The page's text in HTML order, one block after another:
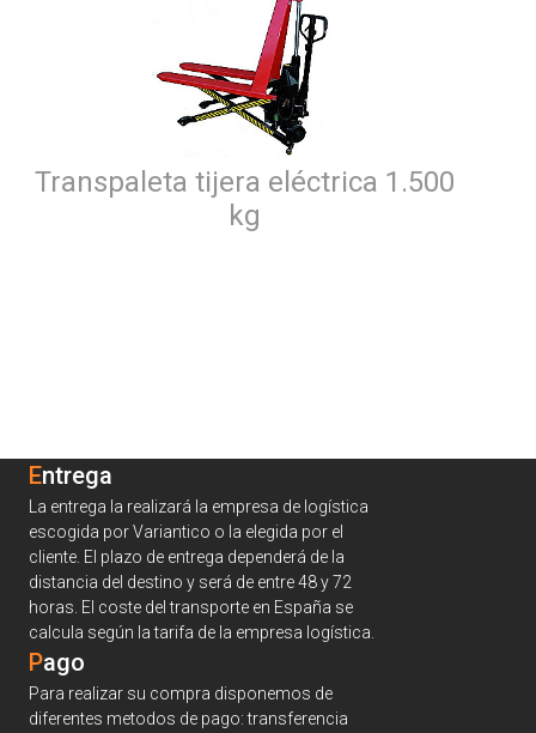
Transpaleta tijera eléctrica 1.500
kg
Entrega
La entrega la realizará la empresa de logística
escogida por Variantico o la elegida por el
cliente. El plazo de entrega dependerá de la
distancia del destino y será de entre 48 y 72
horas. El coste del transporte en España se
calcula según la tarifa de la empresa logística.
Pago
Para realizar su compra disponemos de
diferentes metodos de pago: transferencia